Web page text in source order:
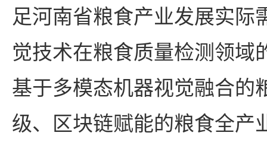
足河南省粮食产业发展实际
觉技术在粮食质量检测领域
基于多模态机器视觉融合的
级、区块链赋能的粮食全产